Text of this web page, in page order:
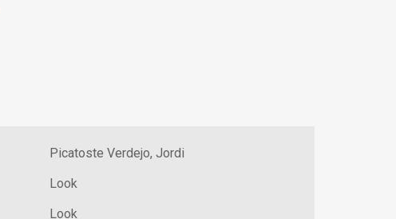
Picatoste Verdejo, Jordi
Look
Look